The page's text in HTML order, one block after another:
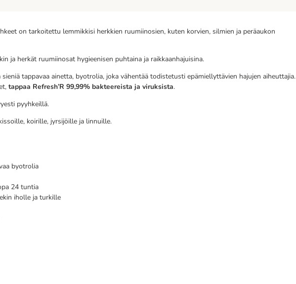
on tarkoitettu lemmikkisi herkkien ruumiinosien, kuten korvien, silmien ja peräaukon
ja herkät ruumiinosat hygieenisen puhtaina ja raikkaanhajuisina.
tappavaa ainetta, byotrolia, joka vähentää todistetusti epämiellyttävien hajujen aiheuttajia.
tappaa Refresh’R 99,99% bakteereista ja viruksista.
pyyhkeillä.
koirille, jyrsijöille ja linnuille.
byotrolia
24 tuntia
iholle ja turkille